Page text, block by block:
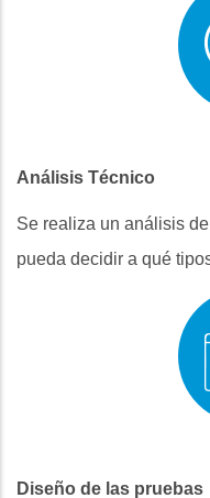
Análisis Técnico
Se realiza un análisis
pueda decidir a qué
Diseño de las pruebas